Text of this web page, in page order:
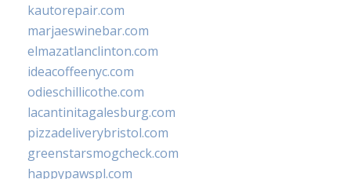
kautorepair.com
marjaeswinebar.com
elmazatlanclinton.com
ideacoffeenyc.com
odieschillicothe.com
lacantinitagalesburg.com
pizzadeliverybristol.com
greenstarsmogcheck.com
happypawspl.com